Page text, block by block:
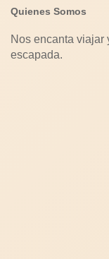
Quienes Somos
Nos encanta viajar
escapada.